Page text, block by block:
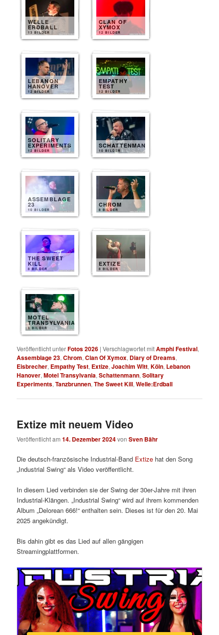
WELLE
ERDBALL
13 BILDER
CLAN OF
XYMOX
12 BILDER
LEBANON
HANOVER
12 BILDER
EMPATHY
TEST
12 BILDER
SOLITARY
EXPERIMENTS
12 BILDER
SCHATTENMANN
10 BILDER
ASSEMBLAGE
23
10 BILDER
CHROM
8 BILDER
THE SWEET
KILL
8 BILDER
EXTIZE
8 BILDER
MOTEL
TRANSYLVANIA
8 BILDER
Veröffentlicht unterFotos 2026 |Verschlagwortet mitAmphi Festival,
Assemblage 23,Chrom,Clan Of Xymox, Diary of Dreams,
Eisbrecher, Empathy Test, Extize,Joachim Witt,Köln, Lebanon
Hanover,Motel Transylvania,Schattenmann,Solitary
Experiments,Tanzbrunnen,The Sweet Kill,Welle:Erdball
Extize mit neuem Video
Veröffentlicht am14. Dezember 2024vonSven Bähr
Die deutsch-französische Industrial-Band Extize hat den Song
„Industrial Swing“ als Video veröffentlicht.
In diesem Lied verbinden sie der Swing der 30er-Jahre mit ihren
Industrial-Klängen. „Industrial Swing“ wird auf ihrem kommenden
Album „Delorean 666!“ enthalten sein. Dieses ist für den 20. Mai
2025 angekündigt.
Bis dahin gibt es das Lied auf allen gängigen
Streamingplattformen.